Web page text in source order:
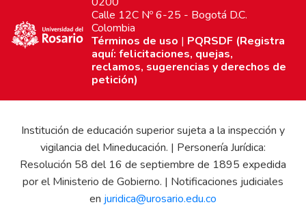
Calle 12C Nº 6-25 - Bogotá D.C.
Colombia
Términos de uso | PQRSDF (Registra
aquí: felicitaciones, quejas,
reclamos, sugerencias y derechos de
petición)
Institución de educación superior sujeta a la inspección y
vigilancia del Mineducación. | Personería Jurídica:
Resolución 58 del 16 de septiembre de 1895 expedida
por el Ministerio de Gobierno. | Notificaciones judiciales
en juridica@urosario.edu.co